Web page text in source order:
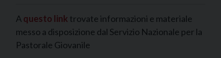
A questo link trovate informazioni e materiale
messo a disposizione dal Servizio Nazionale per la
Pastorale Giovanile